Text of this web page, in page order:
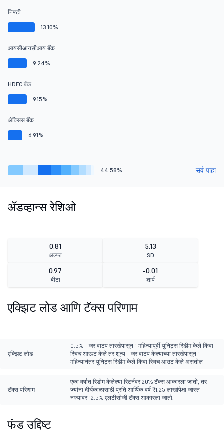
निफ्टी
13.10%
आयसीआयसीआय बँक
9.24%
HDFC बँक
9.15%
ॲक्सिस बँक
6.91%
44.58% सर्व पाहा
ॲडव्हान्स रेशिओ
0.81
अल्फा
5.13
SD
0.97
बीटा
-0.01
शार्प
एक्झिट लोड आणि टॅक्स परिणाम
एक्झिट लोड
0.5% - जर वाटप तारखेपासून 1 महिन्यापूर्वी युनिट्स रिडीम केले किंवा
स्विच आऊट केले तर शून्य - जर वाटप केल्याच्या तारखेपासून 1
महिन्यानंतर युनिट्स रिडीम केले किंवा स्विच आउट केले असतील
टॅक्स परिणाम
एका वर्षात रिडीम केलेल्या रिटर्नवर 20% टॅक्स आकारला जातो, तर
ज्यांना दीर्घकाळासाठी प्रति आर्थिक वर्ष ₹1.25 लाखांपेक्षा जास्त
नफ्यावर 12.5% एलटीसीजी टॅक्स आकारला जातो.
फंड उद्दिष्ट